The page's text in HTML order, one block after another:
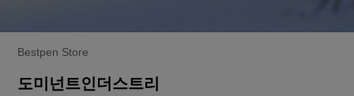
Bestpen Store
도미넌트인더스트리